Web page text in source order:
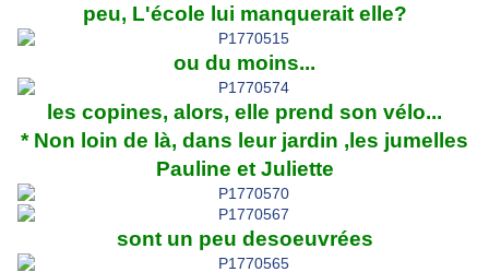
peu, L'école lui manquerait elle?
ou du moins...
les copines, alors, elle prend son vélo...
* Non loin de là, dans leur jardin ,les jumelles
Pauline et Juliette
sont un peu desoeuvrées